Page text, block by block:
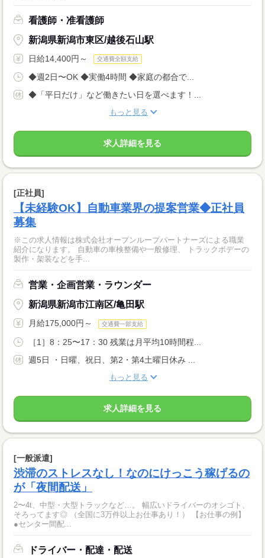
看護師・准看護師
新潟県新潟市東区/越後石山駅
日給14,400円～ 交通費全額支給
◆週2日〜OK ◆実働4時間 ◆家庭の都合で...
◆「平日だけ」など働きたい日を選べます！...
もっと見る
求人詳細を見る
[正社員]
【未経験OK】自動車業界の提案営業◆正社員
募集
※この求人情報は株式会社オープンループパートナーズによる職業
紹介になります。 自動車の車検整備や一般修理、 トラックボデーの
製作・架装などを手...
営業・企画営業・ラウンダー
新潟県新潟市江南区/亀田駅
月給175,000円～ 交通費一部支給
［1］8：25〜17：30 残業は月平均10時間程...
週5日 ・日曜、祝日、第2・第4土曜日休み ...
もっと見る
求人詳細を見る
[一般派遣]
渋滞のストレスなし！なのにけっこう稼げるの
が「夜間配送」
2〜4t、中型・大型トラックなど…。 幅広いドライバーのオシゴト、
そろってます◎ （全国に3万件以上お仕事あり！） 【お仕事の例】
●センター間配...
ドライバー・配達・配送